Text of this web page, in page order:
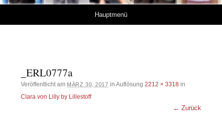
Hauptmenü
_ERL0777a
Veröffentlicht am MÄRZ 30, 2017 in Auflösung 2212 × 3318in
Clara von Lilly by Lillestoff
← Zurück